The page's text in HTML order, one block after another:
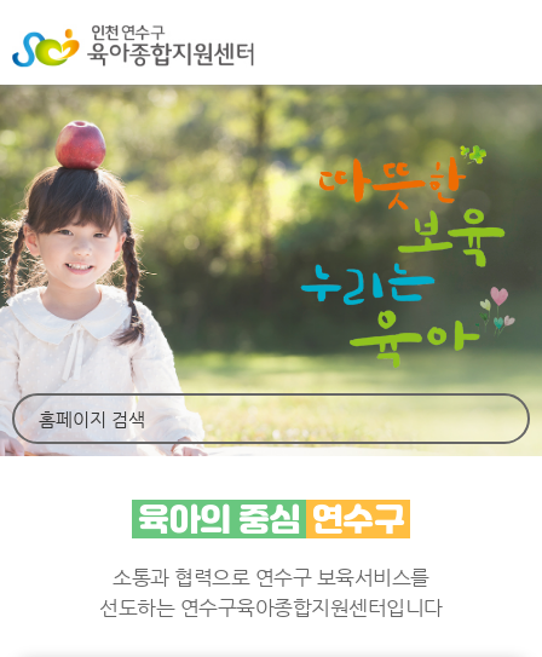
육아의 중심 연수구
소통과 협력으로 연수구 보육서비스를
선도하는 연수구육아종합지원센터입니다